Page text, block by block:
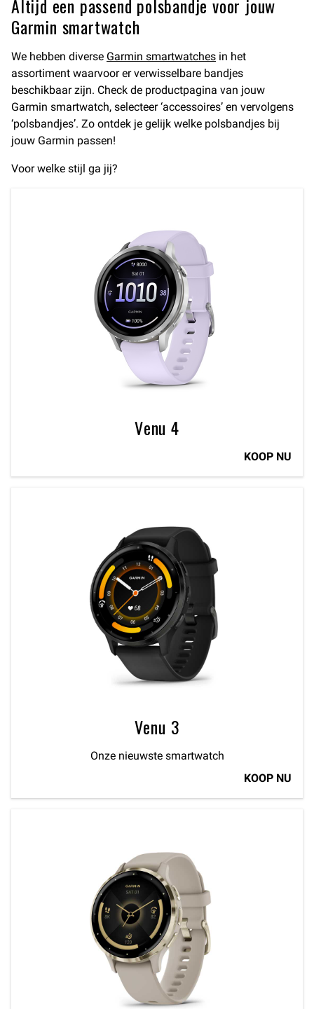
Altijd een passend polsbandje voor jouw
Garmin smartwatch
We hebben diverse Garmin smartwatches in het
assortiment waarvoor er verwisselbare bandjes
beschikbaar zijn. Check de productpagina van jouw
Garmin smartwatch, selecteer ‘accessoires’ en vervolgens
‘polsbandjes’. Zo ontdek je gelijk welke polsbandjes bij
jouw Garmin passen!
Voor welke stijl ga jij?
Venu 4
KOOP NU
Venu 3
Onze nieuwste smartwatch
KOOP NU